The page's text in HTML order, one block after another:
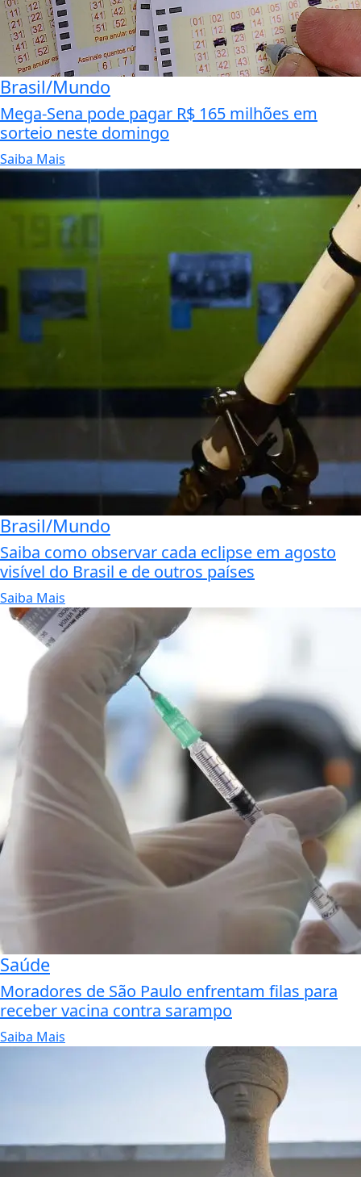
Brasil/Mundo
Mega-Sena pode pagar R$ 165 milhões em
sorteio neste domingo
Saiba Mais
Brasil/Mundo
Saiba como observar cada eclipse em agosto
visível do Brasil e de outros países
Saiba Mais
Saúde
Moradores de São Paulo enfrentam filas para
receber vacina contra sarampo
Saiba Mais